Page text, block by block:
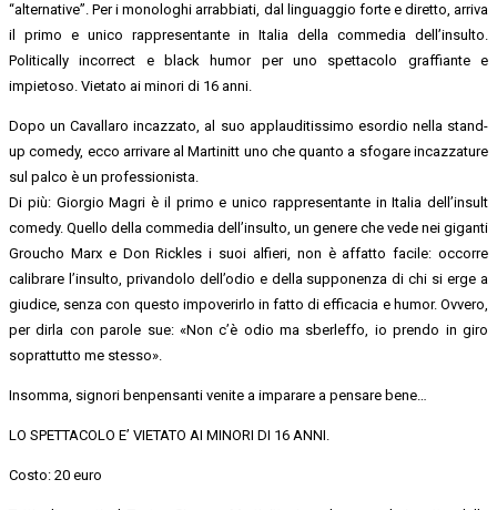
“alternative”. Per i monologhi arrabbiati, dal linguaggio forte e diretto, arriva
il primo e unico rappresentante in Italia della commedia dell’insulto.
Politically incorrect e black humor per uno spettacolo graffiante e
impietoso. Vietato ai minori di 16 anni.
Dopo un Cavallaro incazzato, al suo applauditissimo esordio nella stand-
up comedy, ecco arrivare al Martinitt uno che quanto a sfogare incazzature
sul palco è un professionista.
Di più: Giorgio Magri è il primo e unico rappresentante in Italia dell’insult
comedy. Quello della commedia dell’insulto, un genere che vede nei giganti
Groucho Marx e Don Rickles i suoi alfieri, non è affatto facile: occorre
calibrare l’insulto, privandolo dell’odio e della supponenza di chi si erge a
giudice, senza con questo impoverirlo in fatto di efficacia e humor. Ovvero,
per dirla con parole sue: «Non c’è odio ma sberleffo, io prendo in giro
soprattutto me stesso».
Insomma, signori benpensanti venite a imparare a pensare bene…
LO SPETTACOLO E’ VIETATO AI MINORI DI 16 ANNI.
Costo: 20 euro